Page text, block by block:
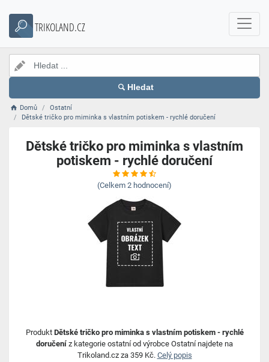
TRIKOLAND.CZ
Hledat
Domů
Ostatní
Dětské tričko pro miminka s vlastním potiskem - rychlé doručení
Dětské tričko pro miminka s vlastním
potiskem - rychlé doručení
(Celkem 2 hodnocení)
Produkt Dětské tričko pro miminka s vlastním potiskem - rychlé
doručení z kategorie ostatní od výrobce Ostatní najdete na
Trikoland.cz za 359 Kč. Celý popis